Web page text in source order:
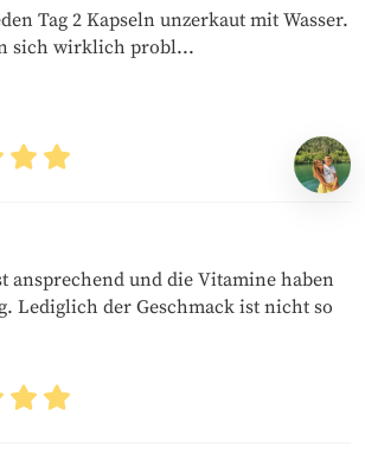
Tag 2 Kapseln unzerkaut mit Wasser.
sich wirklich probl...
ansprechend und die Vitamine haben
Lediglich der Geschmack ist nicht so